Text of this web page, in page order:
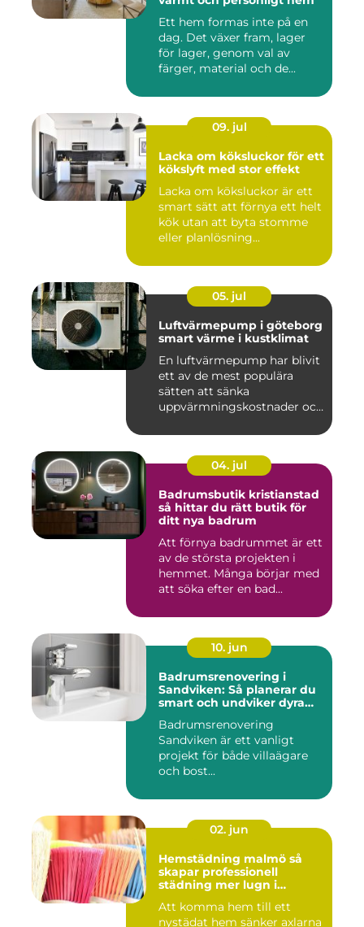
Ett hem formas inte på en
dag. Det växer fram, lager
för lager, genom val av
färger, material och de...
09. jul
Lacka om köksluckor för ett
kökslyft med stor effekt
Lacka om köksluckor är ett
smart sätt att förnya ett helt
kök utan att byta stomme
eller planlösning...
05. jul
Luftvärmepump i göteborg
smart värme i kustklimat
En luftvärmepump har blivit
ett av de mest populära
sätten att sänka
uppvärmningskostnader och
04. jul
Badrumsbutik kristianstad
så hittar du rätt butik för
ditt nya badrum
Att förnya badrummet är ett
av de största projekten i
hemmet. Många börjar med
att söka efter en bad...
10. jun
Badrumsrenovering i
Sandviken: Så planerar du
smart och undviker dyra
Badrumsrenovering
Sandviken är ett vanligt
projekt för både villaägare
och bost...
02. jun
Hemstädning malmö så
skapar professionell
städning mer lugn i
Att komma hem till ett
nystädat hem sänker axlarna